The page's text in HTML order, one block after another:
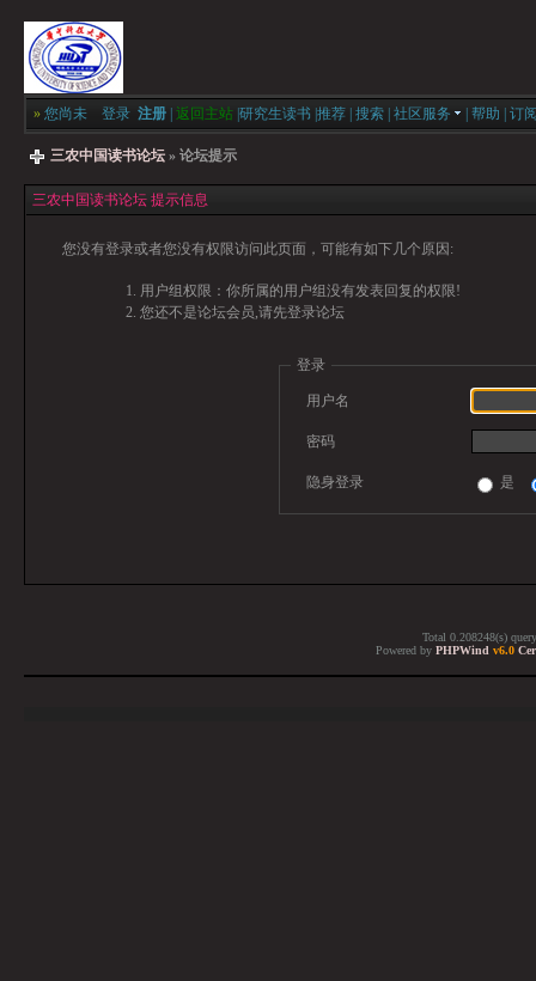
» 您尚未 登录 注册 返回主站 研究生读书 推荐 搜索 社区服务 帮助 订
三农中国读书论坛 » 论坛提示
三农中国读书论坛 提示信息
您没有登录或者您没有权限访问此页面，可能有如下几个原因:
用户组权限：你所属的用户组没有发表回复的权限!
您还不是论坛会员,请先登录论坛
登录
用户名
密码
隐身登录 是
Total 0.208248(s)
Powered by PHPWind v6.0